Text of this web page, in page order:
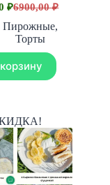
6900,00₽
Первоначальная
цена
составляла
6900,00 ₽.
₽Текущая
цена:
690,00 ₽.
Пирожные,
Торты